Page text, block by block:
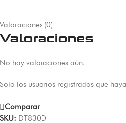
Valoraciones (0)
Valoraciones
No hay valoraciones aún.
Solo los usuarios registrados que
Comparar
SKU: DT830D